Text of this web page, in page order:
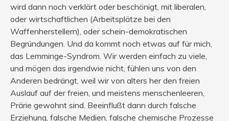
wird dann noch verklärt oder beschönigt, mit liberalen,
oder wirtschaftlichen (Arbeitsplätze bei den
Waffenherstellern), oder schein-demokratischen
Begründungen. Und da kommt noch etwas auf für mich,
das Lemminge-Syndrom. Wir werden einfach zu viele,
und mögen das irgendwie nicht, fühlen uns von den
Anderen bedrängt, weil wir von alters her den freien
Auslauf auf der freien, und meistens menschenleeren,
Prärie gewohnt sind. Beeinflußt dann durch falsche
Erziehung, falsche Medien, falsche chemische Prozesse